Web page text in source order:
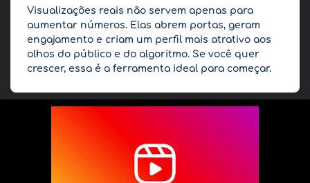
Visualizações reais não servem apenas para
aumentar números. Elas abrem portas, geram
engajamento e criam um perfil mais atrativo aos
olhos do público e do algoritmo. Se você quer
crescer, essa é a ferramenta ideal para começar.